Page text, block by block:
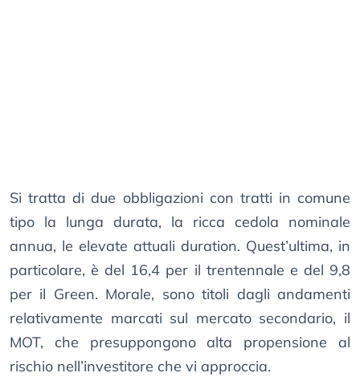
Si tratta di due obbligazioni con tratti in comune
tipo la lunga durata, la ricca cedola nominale
annua, le elevate attuali duration. Quest’ultima, in
particolare, è del 16,4 per il trentennale e del 9,8
per il Green. Morale, sono titoli dagli andamenti
relativamente marcati sul mercato secondario, il
MOT, che presuppongono alta propensione al
rischio nell’investitore che vi approccia.